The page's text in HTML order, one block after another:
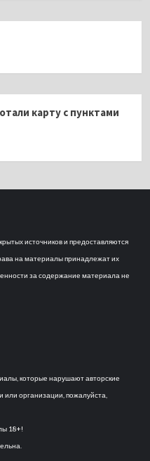
карту с пунктами
источников и предоставляются
на материалы принадлежат их
за содержание материала не
которые нарушают авторские
организации, пожалуйста,
18+!